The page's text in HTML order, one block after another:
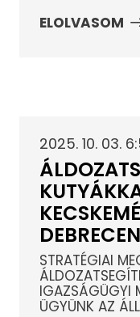
ELOLVASOM
2025. 10. 03.
STRATÉGIAI
IGAZSÁGÜGYI
ÜGYÜNK AZ